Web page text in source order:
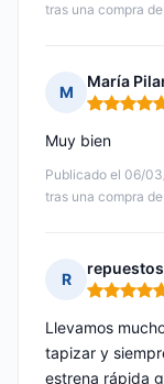
tras una compra
M
María
Nota: 5 de
Publicado el 06/
tras una compra
Muy bien
R
Nota: 5 de
Llevamos
tapizar y
estrena rápida